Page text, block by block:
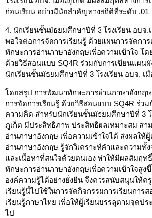
ก่อนเรียน อย่างมีนัยสำคัญทางสถิติที่ระดับ .01
4. นักเรียนชั้นมัธยมศึกษาปีที่ 3 โรงเรียน อบจ.
พอใจต่อการจัดการเรียนรู้ ด้วยแผนการจัดกา
ทักษะการอ่านภาษาอังกฤษเพื่อความเข้าใจ โด
ด้วยวิธีสอนแบบ SQ4R ร่วมกับการเขียนแผน
นักเรียนชั้นมัธยมศึกษาปีที่ 3 โรงเรียน อบจ. เมื
โดยสรุป การพัฒนาทักษะการอ่านภาษาอังกฤษ
การจัดการเรียนรู้ ด้วยวิธีสอนแบบ SQ4R ร่ว
ความคิด สำหรับนักเรียนชั้นมัธยมศึกษาปีที่ 3 โ
ภูเก็ต มีประสิทธิภาพ ประสิทธิผลเหมาะสม ส
อ่านภาษาอังกฤษ เพื่อความเข้าใจได้ ส่งผลให้
อ่านภาษาอังกฤษ รู้จักวิเคราะห์คำและความทั้
และเนื้อหาที่สนใจด้วยตนเอง ทำให้มีผลสัมฤท
ทักษะการอ่านภาษาอังกฤษเพื่อความเข้าใจสูง
องค์ความรู้ได้อย่างยั่งยืน จึงควรสนับสนุนให้ค
เรียนรู้นี้ไปใช้ในการจัดกิจกรรมการเรียนการ
เรียนรู้ภาษาไทย เพื่อให้ผู้เรียนบรรลุตามจุดปร
ไป